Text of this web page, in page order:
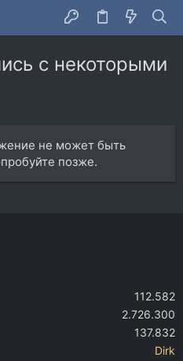
с некоторыми
не может быть
позже.
112.582
2.726.300
137.832
Dirk